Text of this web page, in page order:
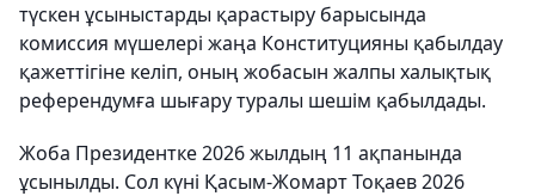
түскен ұсыныстарды қарастыру барысында
комиссия мүшелері жаңа Конституцияны қабылдау
қажеттігіне келіп, оның жобасын жалпы халықтық
референдумға шығару туралы шешім қабылдады.
Жоба Президентке 2026 жылдың 11 ақпанында
ұсынылды. Сол күні Қасым-Жомарт Тоқаев 2026